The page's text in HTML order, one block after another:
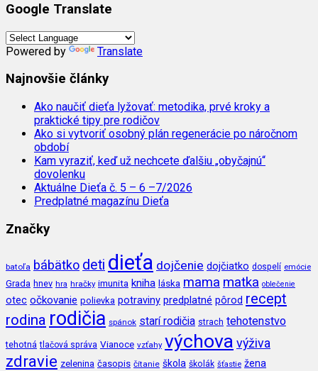
Google Translate
Powered by Translate
Najnovšie články
Ako naučiť dieťa lyžovať: metodika, prvé kroky a
praktické tipy pre rodičov
Ako si vytvoriť osobný plán regenerácie po náročnom
období
Kam vyraziť, keď už nechcete ďalšiu „obyčajnú“
dovolenku
Aktuálne Dieťa č. 5 – 6 –7/2026
Predplatné magazínu Dieťa
Značky
batoľa bábätko deti dieťa dojčenie dojčiatko dospelí emócie
Grada hnev hra hračky imunita kniha láska mama matka oblečenie
otec očkovanie polievka potraviny predplatné pôrod recept
rodina rodičia spánok starí rodičia strach tehotenstvo
tehotná tlačová správa Vianoce vzťahy výchova výživa
zdravie zelenina časopis čítanie škola školák šťastie žena